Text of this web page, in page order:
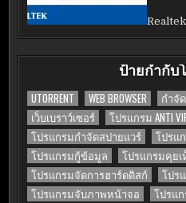
ป้ายกำกับ
UTORRENT WEB BROWSER กำจัด
เว็บเบราว์เซอร์
โปรแกรม ANTI
โปรแกรมกำจัดสปายแวร์
โปรแ
โปรแกรมกู้ข้อมูล
โปรแกรมคุย
โปรแกรมจัดการฮาร์ดดิสก์
โปร
โปรแกรมจับภาพหน้าจอ
โปรแ